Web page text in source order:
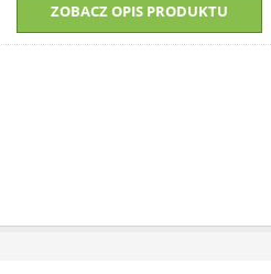
ZOBACZ OPIS PRODUKTU